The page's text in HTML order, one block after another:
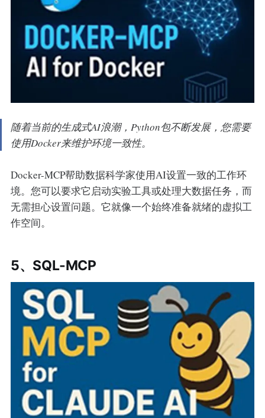
随着当前的生成式AI浪潮，Python包不断发展，您需要
使用Docker来维护环境一致性。
Docker-MCP帮助数据科学家使用AI设置一致的工作环
境。您可以要求它启动实验工具或处理大数据任务，而
无需担心设置问题。它就像一个始终准备就绪的虚拟工
作空间。
5、SQL-MCP